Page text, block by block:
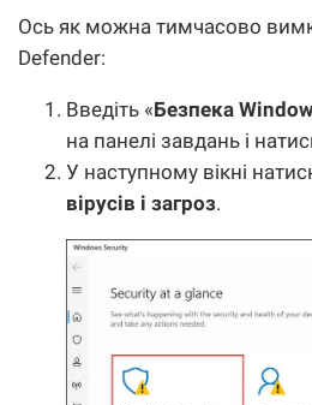
Ось як можна тимчасово
Defender:
Введіть «Безпека
на панелі завдань і
У наступному вікні
вірусів і загроз.